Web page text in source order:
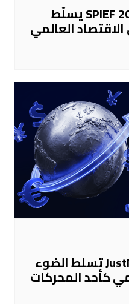
منتدى الطاقة في SPIEF 2026 يسلّط
العالمي
دراسة أجرتها JustMarkets تسلط الضوء
كأحد المحركات